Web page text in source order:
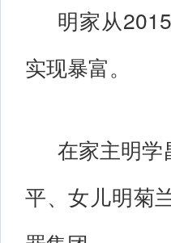
明家从
实现暴富。
在家主明
平、女儿明菊